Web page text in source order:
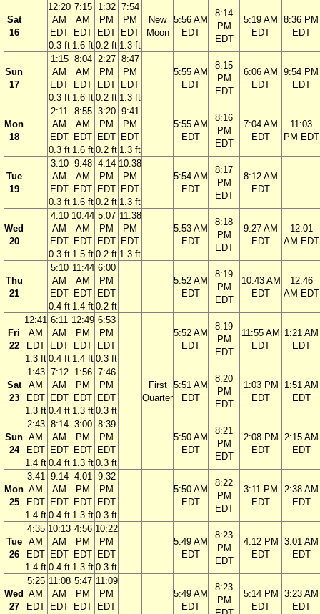
Sat
16
12:20
AM
EDT
0.3 ft
7:15
AM
EDT
1.6 ft
1:32
PM
EDT
0.2 ft
7:54
PM
EDT
1.3 ft
New
Moon
5:56 AM
EDT
8:14
PM
EDT
5:19 AM
EDT
8:36 PM
EDT
Sun
17
1:15
AM
EDT
0.3 ft
8:04
AM
EDT
1.6 ft
2:27
PM
EDT
0.2 ft
8:47
PM
EDT
1.3 ft
5:55 AM
EDT
8:15
PM
EDT
6:06 AM
EDT
9:54 PM
EDT
Mon
18
2:11
AM
EDT
0.3 ft
8:55
AM
EDT
1.6 ft
3:20
PM
EDT
0.2 ft
9:41
PM
EDT
1.3 ft
5:55 AM
EDT
8:16
PM
EDT
7:04 AM
EDT
11:03
PM EDT
Tue
19
3:10
AM
EDT
0.3 ft
9:48
AM
EDT
1.6 ft
4:14
PM
EDT
0.2 ft
10:38
PM
EDT
1.3 ft
5:54 AM
EDT
8:17
PM
EDT
8:12 AM
EDT
Wed
20
4:10
AM
EDT
0.3 ft
10:44
AM
EDT
1.5 ft
5:07
PM
EDT
0.2 ft
11:38
PM
EDT
1.3 ft
5:53 AM
EDT
8:18
PM
EDT
9:27 AM
EDT
12:01
AM EDT
Thu
21
5:10
AM
EDT
0.4 ft
11:44
AM
EDT
1.4 ft
6:00
PM
EDT
0.2 ft
5:52 AM
EDT
8:19
PM
EDT
10:43 AM
EDT
12:46
AM EDT
Fri
22
12:41
AM
EDT
1.3 ft
6:11
AM
EDT
0.4 ft
12:49
PM
EDT
1.4 ft
6:53
PM
EDT
0.3 ft
5:52 AM
EDT
8:19
PM
EDT
11:55 AM
EDT
1:21 AM
EDT
Sat
23
1:43
AM
EDT
1.3 ft
7:12
AM
EDT
0.4 ft
1:56
PM
EDT
1.3 ft
7:46
PM
EDT
0.3 ft
First
Quarter
5:51 AM
EDT
8:20
PM
EDT
1:03 PM
EDT
1:51 AM
EDT
Sun
24
2:43
AM
EDT
1.4 ft
8:14
AM
EDT
0.4 ft
3:00
PM
EDT
1.3 ft
8:39
PM
EDT
0.3 ft
5:50 AM
EDT
8:21
PM
EDT
2:08 PM
EDT
2:15 AM
EDT
Mon
25
3:41
AM
EDT
1.4 ft
9:14
AM
EDT
0.4 ft
4:01
PM
EDT
1.3 ft
9:32
PM
EDT
0.3 ft
5:50 AM
EDT
8:22
PM
EDT
3:11 PM
EDT
2:38 AM
EDT
Tue
26
4:35
AM
EDT
1.4 ft
10:13
AM
EDT
0.4 ft
4:56
PM
EDT
1.3 ft
10:22
PM
EDT
0.3 ft
5:49 AM
EDT
8:23
PM
EDT
4:12 PM
EDT
3:01 AM
EDT
Wed
27
5:25
AM
EDT
11:08
AM
EDT
5:47
PM
EDT
11:09
PM
EDT
5:49 AM
EDT
8:23
PM
5:14 PM
EDT
3:23 AM
EDT